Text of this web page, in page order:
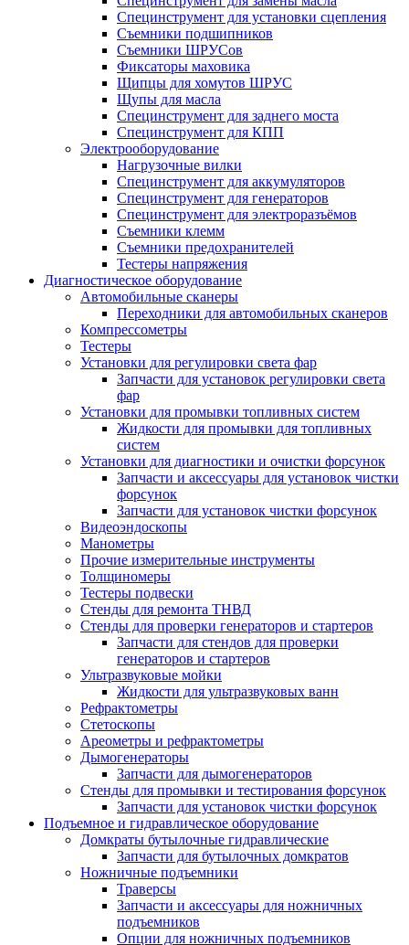
Специнструмент для установки сцепления
Съемники подшипников
Съемники ШРУСов
Фиксаторы маховика
Щипцы для хомутов ШРУС
Щупы для масла
Специнструмент для заднего моста
Специнструмент для КПП
Электрооборудование
Нагрузочные вилки
Специнструмент для аккумуляторов
Специнструмент для генераторов
Специнструмент для электроразъёмов
Съемники клемм
Съемники предохранителей
Тестеры напряжения
Диагностическое оборудование
Автомобильные сканеры
Переходники для автомобильных сканеров
Компрессометры
Тестеры
Установки для регулировки света фар
Запчасти для установок регулировки света
фар
Установки для промывки топливных систем
Жидкости для промывки для топливных
систем
Установки для диагностики и очистки форсунок
Запчасти и аксессуары для установок чистки
форсунок
Запчасти для установок чистки форсунок
Видеоэндоскопы
Манометры
Прочие измерительные инструменты
Толщиномеры
Тестеры подвески
Стенды для ремонта ТНВД
Стенды для проверки генераторов и стартеров
Запчасти для стендов для проверки
генераторов и стартеров
Ультразвуковые мойки
Жидкости для ультразвуковых ванн
Рефрактометры
Стетоскопы
Ареометры и рефрактометры
Дымогенераторы
Запчасти для дымогенераторов
Стенды для промывки и тестирования форсунок
Запчасти для установок чистки форсунок
Подъемное и гидравлическое оборудование
Домкраты бутылочные гидравлические
Запчасти для бутылочных домкратов
Ножничные подъемники
Траверсы
Запчасти и аксессуары для ножничных
подъемников
Опции для ножничных подъемников